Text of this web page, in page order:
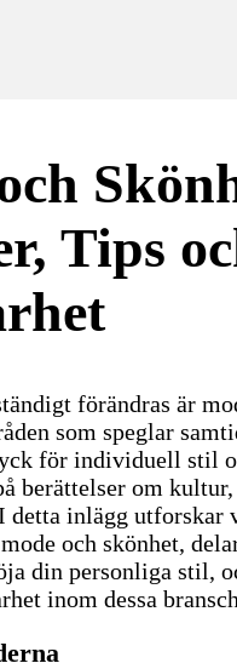
Tips
förändras är
som speglar
för individuell stil
berättelser om
detta inlägg utforskar
och skönhet,
din personliga stil,
inom dessa